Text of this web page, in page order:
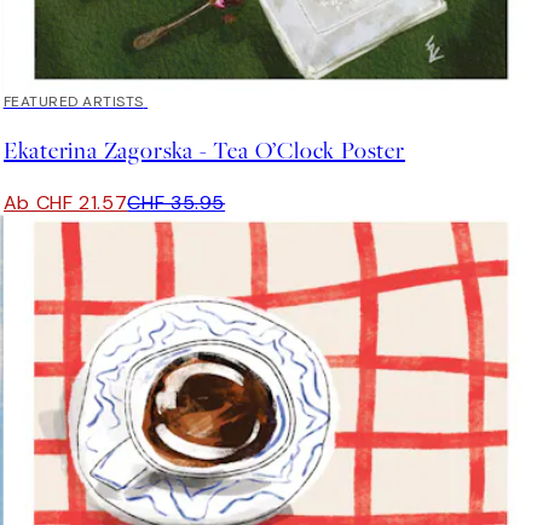
40%*
FEATURED ARTISTS
Ekaterina Zagorska - Tea O’Clock Poster
Ab CHF 21.57CHF 35.95